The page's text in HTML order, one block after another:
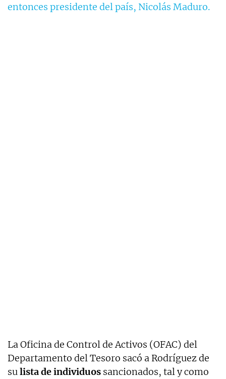
entonces presidente del país, Nicolás Maduro.
La Oficina de Control de Activos (OFAC) del
Departamento del Tesoro sacó a Rodríguez de
sulista de individuos sancionados, tal y como